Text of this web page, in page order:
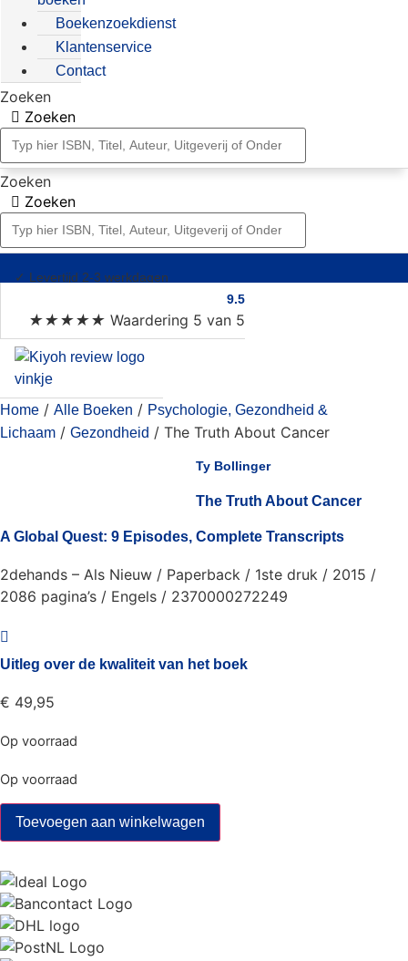
Boekenzoekdienst
Klantenservice
Contact
Zoeken
Zoeken
Zoeken
Zoeken
✓ Levertijd 2-3 werkdagen
9.5
★★★★★ Waardering 5 van 5
Home / Alle Boeken / Psychologie, Gezondheid &
Lichaam / Gezondheid / The Truth About Cancer
Ty Bollinger
The Truth About Cancer
A Global Quest: 9 Episodes, Complete Transcripts
2dehands – Als Nieuw / Paperback / 1ste druk / 2015 /
2086 pagina’s / Engels / 2370000272249
Uitleg over de kwaliteit van het boek
€ 49,95
Op voorraad
Op voorraad
The
Truth
About
aantal
Toevoegen aan winkelwagen